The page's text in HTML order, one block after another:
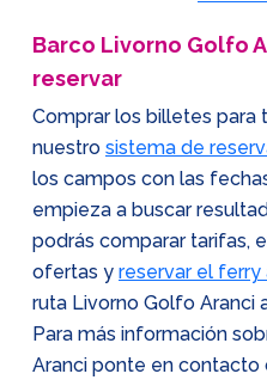
Barco Livorno Golfo
reservar
Comprar los billetes para
nuestro sistema de
los campos con las
empieza a buscar
podrás comparar tarifas,
ofertas y reservar el ferry
ruta Livorno Golfo Aranci
Para más información
Aranci ponte en